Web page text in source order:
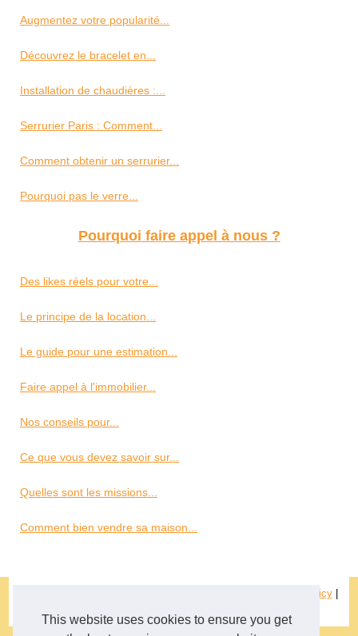
This website uses cookies to ensure you get
Augmentez votre popularité...
Découvrez le bracelet en...
Installation de chaudières :...
Serrurier Paris : Comment...
Comment obtenir un serrurier...
Pourquoi pas le verre...
Pourquoi faire appel à nous ?
Des likes réels pour votre...
Le principe de la location...
Le guide pour une estimation...
Faire appel à l'immobilier...
Nos conseils pour...
Ce que vous devez savoir sur...
Quelles sont les missions...
Comment bien vendre sa maison...
Cookies Policy|